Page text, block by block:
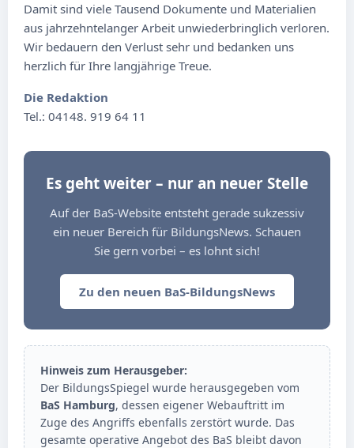
Damit sind viele Tausend Dokumente und Materialien
aus jahrzehntelanger Arbeit unwiederbringlich verloren.
Wir bedauern den Verlust sehr und bedanken uns
herzlich für Ihre langjährige Treue.
Die Redaktion
Tel.: 04148. 919 64 11
Es geht weiter – nur an neuer Stelle
Auf der BaS-Website entsteht gerade sukzessiv
ein neuer Bereich für BildungsNews. Schauen
Sie gern vorbei – es lohnt sich!
Zu den neuen BaS-BildungsNews
Hinweis zum Herausgeber:
Der BildungsSpiegel wurde herausgegeben vom
BaS Hamburg, dessen eigener Webauftritt im
Zuge des Angriffs ebenfalls zerstört wurde. Das
gesamte operative Angebot des BaS bleibt davon